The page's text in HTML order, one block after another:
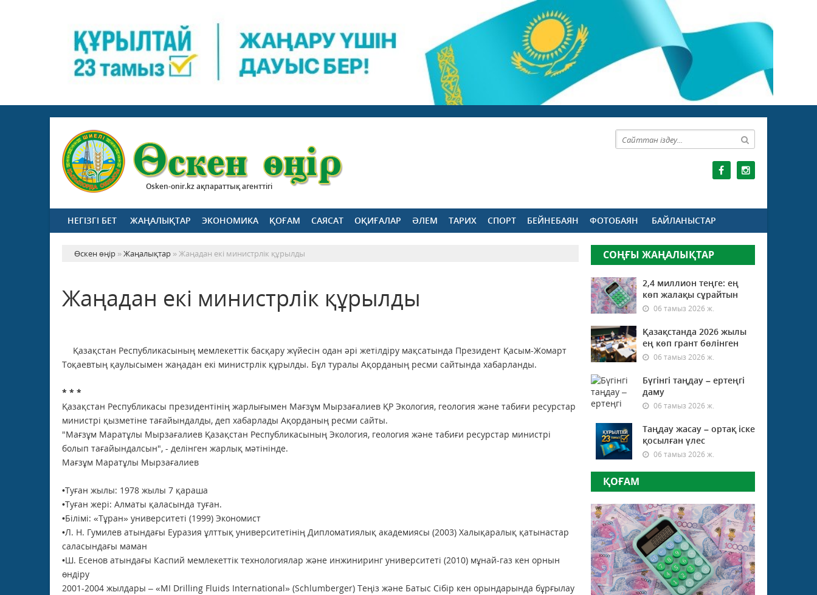
Osken-onir.kz ақпараттық агенттігі
НЕГІЗГІ БЕТ ЖАҢАЛЫҚТАР ЭКОНОМИКА ҚОҒАМ САЯСАТ ОҚИҒАЛАР ӘЛЕМ ТАРИХ СПОРТ БЕЙНЕБАЯН ФОТОБАЯН БАЙЛАНЫСТАР
Өскен өңір »Жаңалықтар » Жаңадан екі министрлік құрылды
Жаңадан екі министрлік құрылды
Қазақстан Республикасының мемлекеттік басқару жүйесін одан әрі жетілдіру мақсатында Президент Қасым-Жомарт
Тоқаевтың қаулысымен жаңадан екі министрлік құрылды. Бұл туралы Ақорданың ресми сайтында хабарланды.
* * *
Қазақстан Республикасы президентінің жарлығымен Мағзұм Мырзағалиев ҚР Экология, геология және табиғи ресурстар
министрі қызметіне тағайындалды, деп хабарлады Ақорданың ресми сайты.
"Мағзұм Маратұлы Мырзағалиев Қазақстан Республикасының Экология, геология және табиғи ресурстар министрі
болып тағайындалсын", - делінген жарлық мәтінінде.
Мағзұм Маратұлы Мырзағалиев
•Туған жылы: 1978 жылы 7 қараша
•Туған жері: Алматы қаласында туған.
•Білімі: «Тұран» университеті (1999) Экономист
•Л. Н. Гумилев атындағы Еуразия ұлттық университетінің Дипломатиялық академиясы (2003) Халықаралық қатынастар
саласындағы маман
•Ш. Есенов атындағы Каспий мемлекеттік технологиялар және инжиниринг университеті (2010) мұнай-газ кен орнын
өндіру
2001-2004 жылдары – «MI Drilling Fluids International» (Schlumberger) Теңіз және Батыс Сібір кен орындарында бұрғылау
СОҢҒЫ ЖАҢАЛЫҚТАР
2,4 миллион теңге: ең
көп жалақы сұрайтын
06 тамыз 2026 ж.
Қазақстанда 2026 жылы
ең көп грант бөлінген
06 тамыз 2026 ж.
Бүгінгі таңдау – ертеңгі
даму
06 тамыз 2026 ж.
Таңдау жасау – ортақ іске
қосылған үлес
06 тамыз 2026 ж.
ҚОҒАМ